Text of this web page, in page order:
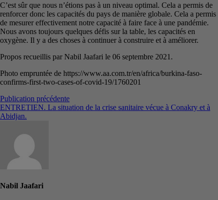
C’est sûr que nous n’étions pas à un niveau optimal. Cela a permis de
renforcer donc les capacités du pays de manière globale. Cela a permis
de mesurer effectivement notre capacité à faire face à une pandémie.
Nous avons toujours quelques défis sur la table, les capacités en
oxygène. Il y a des choses à continuer à construire et à améliorer.
Propos recueillis par Nabil Jaafari le 06 septembre 2021.
Photo empruntée de https://www.aa.com.tr/en/africa/burkina-faso-
confirms-first-two-cases-of-covid-19/1760201
Navigation
de
Publication précédentePublication
précédente :
ENTRETIEN. La situation de la crise sanitaire vécue à Conakry et à
Abidjan.
Nabil Jaafari